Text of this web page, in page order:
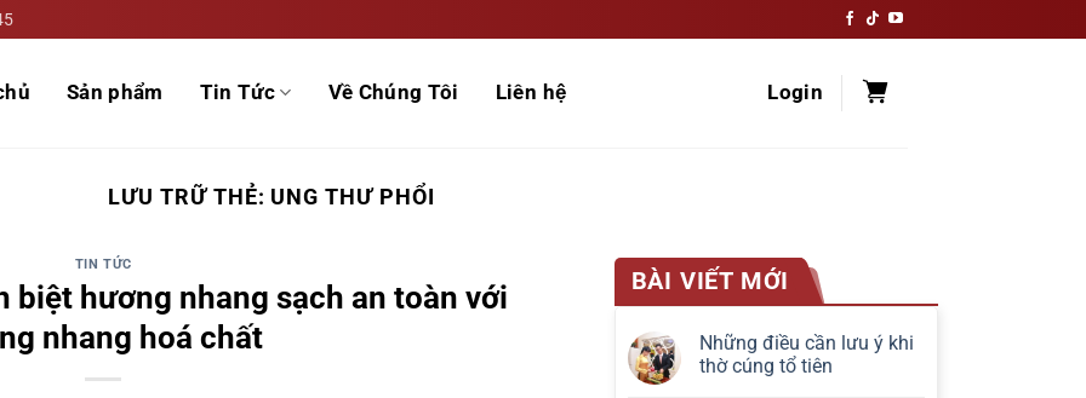
Sản phẩm Tin Tức Về Chúng Tôi Liên hệ Login
LƯU TRỮ THẺ: UNG THƯ PHỔI
TIN TỨC
biệt hương nhang sạch an toàn với
nhang hoá chất
BÀI VIẾT MỚI
Những điều cần lưu ý khi
thờ cúng tổ tiên